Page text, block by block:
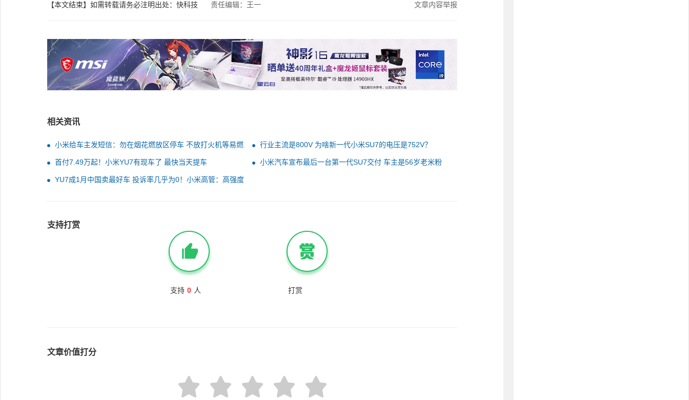
【本文结束】如需转载请务必注明出处：快科技 责任编辑：王一 文章内容举报
相关资讯
小米给车主发短信：勿在烟花燃放区停车 不放打火机等易燃
行业主流是800V 为啥新一代小米SU7的电压是752V？
首付7.49万起！小米YU7有现车了 最快当天提车 小米汽车宣布最后一台第一代SU7交付 车主是56岁老米粉
YU7成1月中国卖最好车 投诉率几乎为0！小米高管：高强度
支持打赏
支持 0 人 打赏
文章价值打分